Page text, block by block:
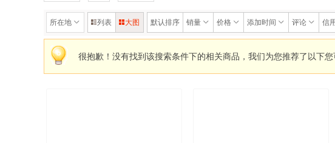
所在地 列表 大图 默认排序 销量 价格 添加时间 评论 信
很抱歉！没有找到该搜索条件下的相关商品，我们为您推荐了以下您